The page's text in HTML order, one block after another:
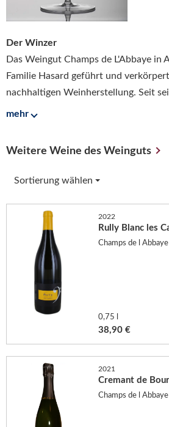
Der Winzer
Das Weingut Champs de L'Abbaye in
Familie Hasard geführt und
nachhaltigen Weinherstellung. Seit
mehr
Weitere Weine des Weinguts
Sortierung wählen
2022
Rully Blanc les
Champs de l
0,75 l
38,90 €
2021
Cremant de
Champs de l